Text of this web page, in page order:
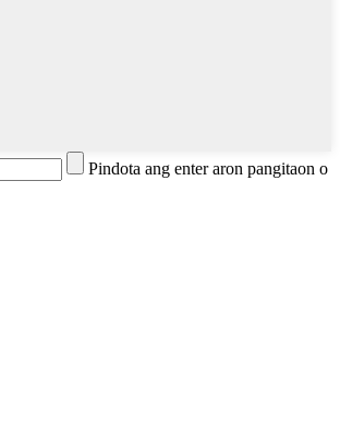
Pindota ang enter aron pangitaon o